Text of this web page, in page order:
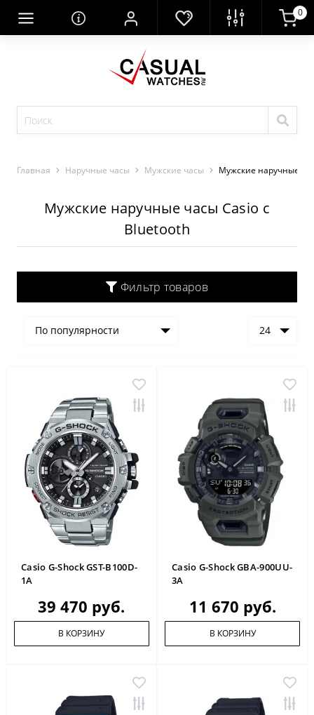
0
Главная Наручные часы Мужские часы Мужские наручные
Мужские наручные часы Casio с
Bluetooth
Фильтр товаров
По популярности 24
Casio G-Shock GST-B100D-
1A
39 470 руб.
В КОРЗИНУ
Casio G-Shock GBA-900UU-
3A
11 670 руб.
В КОРЗИНУ